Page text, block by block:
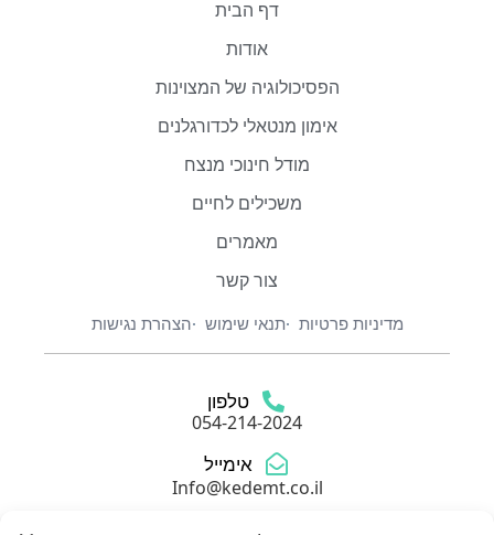
דף הבית
אודות
הפסיכולוגיה של המצוינות
אימון מנטאלי לכדורגלנים
מודל חינוכי מנצח
משכילים לחיים
מאמרים
צור קשר
מדיניות פרטיות תנאי שימוש הצהרת נגישות
טלפון
054-214-2024
אימייל
Info@kedemt.co.il